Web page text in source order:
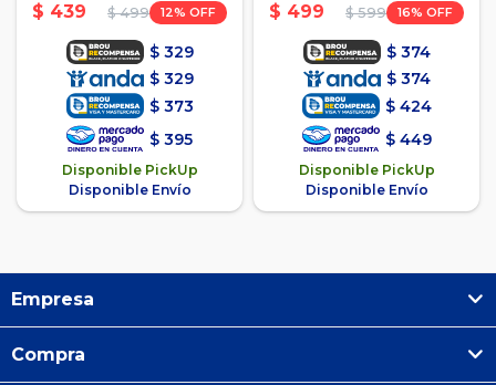
Running C/ Doble Velcro
$ 439 $ 499 12
$ 329
$ 329
$ 373
$ 395
Disponible PickUp
Disponible Envío
Running C/ Doble Velcro -
$ 499 $ 599 16
$ 374
$ 374
$ 424
$ 449
Disponible PickUp
Disponible Envío
Empresa
Compra